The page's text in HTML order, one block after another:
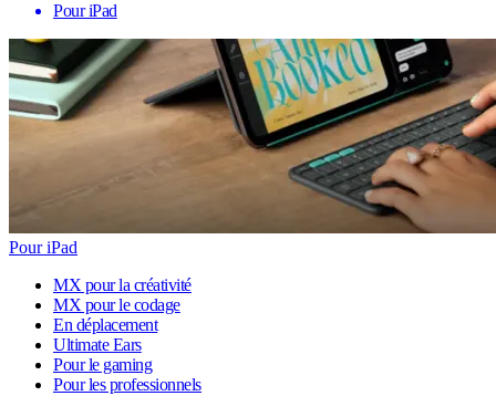
Pour iPad
Pour iPad
MX pour la créativité
MX pour le codage
En déplacement
Ultimate Ears
Pour le gaming
Pour les professionnels